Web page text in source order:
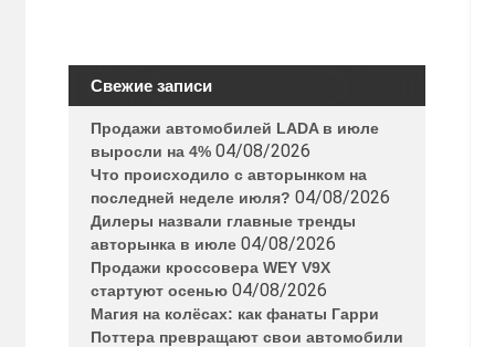
Свежие записи
Продажи автомобилей LADA в июле
выросли на 4% 04/08/2026
Что происходило с авторынком на
последней неделе июля? 04/08/2026
Дилеры назвали главные тренды
авторынка в июле 04/08/2026
Продажи кроссовера WEY V9X
стартуют осенью 04/08/2026
Магия на колёсах: как фанаты Гарри
Поттера превращают свои автомобили